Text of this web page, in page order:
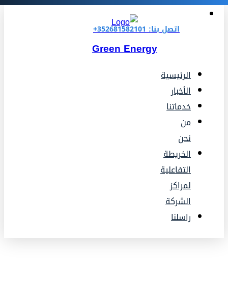
Green Energy
الرئيسية
الأخبار
خدماتنا
من
نحن
الخريطة
التفاعلية
لمراكز
الشركة
راسلنا
اتصل بنا: 352681582101+